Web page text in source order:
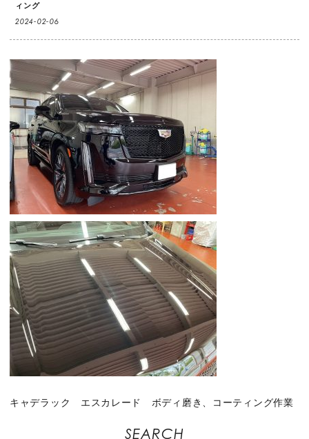
ィング
2024-02-06
キャデラック エスカレード ボディ磨き、コーティング作業
SEARCH